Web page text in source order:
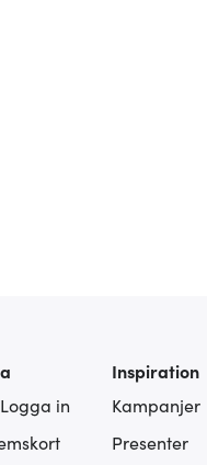
in
Inspiration
Kampanjer
Presenter